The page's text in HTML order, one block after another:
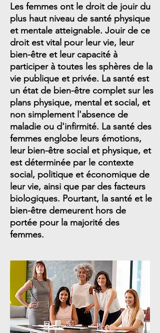
Les femmes ont le droit de jouir du
plus haut niveau de santé physique
et mentale atteignable. Jouir de ce
droit est vital pour leur vie, leur
bien-être et leur capacité à
participer à toutes les sphères de la
vie publique et privée. La santé est
un état de bien-être complet sur les
plans physique, mental et social, et
non simplement l'absence de
maladie ou d'infirmité. La santé des
femmes englobe leurs émotions,
leur bien-être social et physique, et
est déterminée par le contexte
social, politique et économique de
leur vie, ainsi que par des facteurs
biologiques. Pourtant, la santé et le
bien-être demeurent hors de
portée pour la majorité des
femmes.